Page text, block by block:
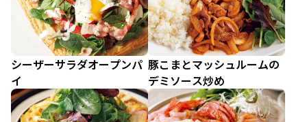
シーザーサラダオープンパ
イ
豚こまとマッシュルームの
デミソース炒め